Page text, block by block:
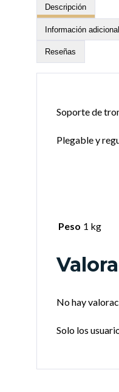
Descripción
Información adicional
Reseñas
Soporte de
Plegable y
Peso 1 kg
No hay
Solo los